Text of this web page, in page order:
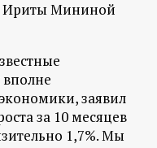
Ириты Мининой
вполне
заявил
за 10 месяцев
1,7%. Мы